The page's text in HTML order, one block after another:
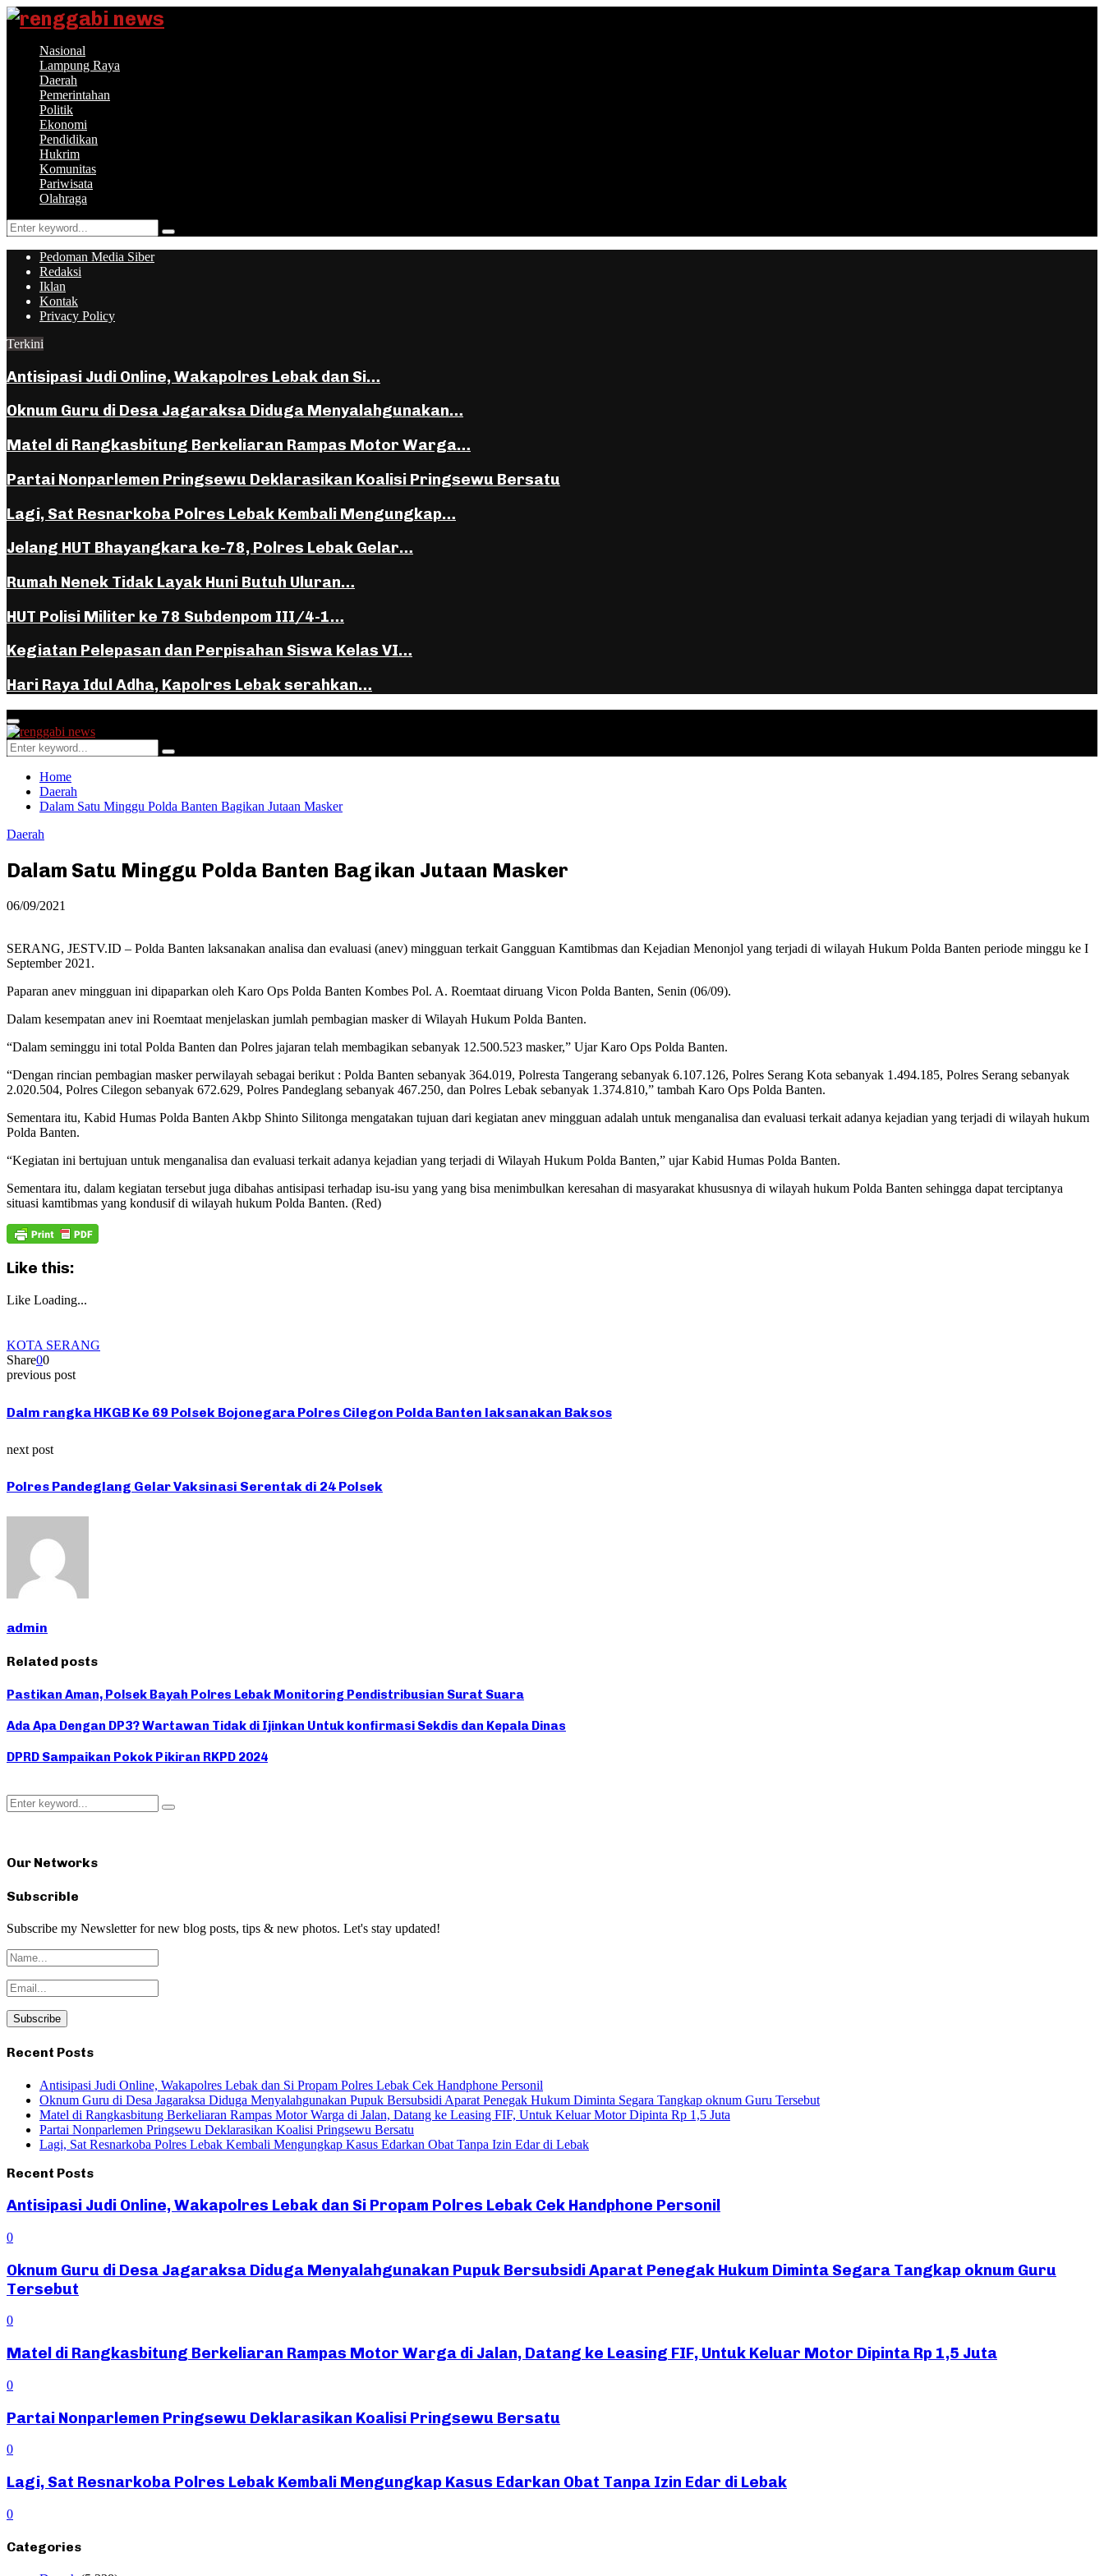
Nasional
Lampung Raya
Daerah
Pemerintahan
Politik
Ekonomi
Pendidikan
Hukrim
Komunitas
Pariwisata
Olahraga
Search
for:
Search
Pedoman Media Siber
Redaksi
Iklan
Kontak
Privacy Policy
Terkini
Antisipasi Judi Online, Wakapolres Lebak dan Si…
Oknum Guru di Desa Jagaraksa Diduga Menyalahgunakan…
Matel di Rangkasbitung Berkeliaran Rampas Motor Warga…
Partai Nonparlemen Pringsewu Deklarasikan Koalisi Pringsewu Bersatu
Lagi, Sat Resnarkoba Polres Lebak Kembali Mengungkap…
Jelang HUT Bhayangkara ke-78, Polres Lebak Gelar…
Rumah Nenek Tidak Layak Huni Butuh Uluran…
HUT Polisi Militer ke 78 Subdenpom III/4-1…
Kegiatan Pelepasan dan Perpisahan Siswa Kelas VI…
Hari Raya Idul Adha, Kapolres Lebak serahkan…
Facebook
Instagram
Youtube
Whatsapp
Primary
Menu
Search
for:
Search
Home
Daerah
Dalam Satu Minggu Polda Banten Bagikan Jutaan Masker
Daerah
Dalam Satu Minggu Polda Banten Bagikan Jutaan Masker
06/09/2021
SERANG, JESTV.ID – Polda Banten laksanakan analisa dan evaluasi (anev) mingguan terkait Gangguan Kamtibmas dan Kejadian Menonjol yang terjadi di wilayah Hukum Polda Banten periode minggu ke I
September 2021.
Paparan anev mingguan ini dipaparkan oleh Karo Ops Polda Banten Kombes Pol. A. Roemtaat diruang Vicon Polda Banten, Senin (06/09).
Dalam kesempatan anev ini Roemtaat menjelaskan jumlah pembagian masker di Wilayah Hukum Polda Banten.
“Dalam seminggu ini total Polda Banten dan Polres jajaran telah membagikan sebanyak 12.500.523 masker,” Ujar Karo Ops Polda Banten.
“Dengan rincian pembagian masker perwilayah sebagai berikut : Polda Banten sebanyak 364.019, Polresta Tangerang sebanyak 6.107.126, Polres Serang Kota sebanyak 1.494.185, Polres Serang sebanyak
2.020.504, Polres Cilegon sebanyak 672.629, Polres Pandeglang sebanyak 467.250, dan Polres Lebak sebanyak 1.374.810,” tambah Karo Ops Polda Banten.
Sementara itu, Kabid Humas Polda Banten Akbp Shinto Silitonga mengatakan tujuan dari kegiatan anev mingguan adalah untuk menganalisa dan evaluasi terkait adanya kejadian yang terjadi di wilayah hukum
Polda Banten.
“Kegiatan ini bertujuan untuk menganalisa dan evaluasi terkait adanya kejadian yang terjadi di Wilayah Hukum Polda Banten,” ujar Kabid Humas Polda Banten.
Sementara itu, dalam kegiatan tersebut juga dibahas antisipasi terhadap isu-isu yang yang bisa menimbulkan keresahan di masyarakat khususnya di wilayah hukum Polda Banten sehingga dapat terciptanya
situasi kamtibmas yang kondusif di wilayah hukum Polda Banten. (Red)
Like this:
Like Loading...
KOTA SERANG
Share00
previous post
Dalm rangka HKGB Ke 69 Polsek Bojonegara Polres Cilegon Polda Banten laksanakan Baksos
next post
Polres Pandeglang Gelar Vaksinasi Serentak di 24 Polsek
admin
Related posts
Pastikan Aman, Polsek Bayah Polres Lebak Monitoring Pendistribusian Surat Suara
Ada Apa Dengan DP3? Wartawan Tidak di Ijinkan Untuk konfirmasi Sekdis dan Kepala Dinas
DPRD Sampaikan Pokok Pikiran RKPD 2024
Search
for:
Search
Our Networks
Subscrible
Subscribe my Newsletter for new blog posts, tips & new photos. Let's stay updated!
Recent Posts
Antisipasi Judi Online, Wakapolres Lebak dan Si Propam Polres Lebak Cek Handphone Personil
Oknum Guru di Desa Jagaraksa Diduga Menyalahgunakan Pupuk Bersubsidi Aparat Penegak Hukum Diminta Segara Tangkap oknum Guru Tersebut
Matel di Rangkasbitung Berkeliaran Rampas Motor Warga di Jalan, Datang ke Leasing FIF, Untuk Keluar Motor Dipinta Rp 1,5 Juta
Partai Nonparlemen Pringsewu Deklarasikan Koalisi Pringsewu Bersatu
Lagi, Sat Resnarkoba Polres Lebak Kembali Mengungkap Kasus Edarkan Obat Tanpa Izin Edar di Lebak
Recent Posts
Antisipasi Judi Online, Wakapolres Lebak dan Si Propam Polres Lebak Cek Handphone Personil
0
Oknum Guru di Desa Jagaraksa Diduga Menyalahgunakan Pupuk Bersubsidi Aparat Penegak Hukum Diminta Segara Tangkap oknum Guru
Tersebut
0
Matel di Rangkasbitung Berkeliaran Rampas Motor Warga di Jalan, Datang ke Leasing FIF, Untuk Keluar Motor Dipinta Rp 1,5 Juta
0
Partai Nonparlemen Pringsewu Deklarasikan Koalisi Pringsewu Bersatu
0
Lagi, Sat Resnarkoba Polres Lebak Kembali Mengungkap Kasus Edarkan Obat Tanpa Izin Edar di Lebak
0
Categories